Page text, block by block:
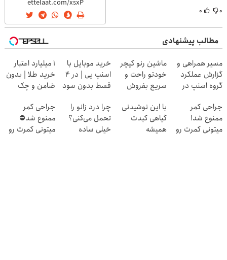
۰ ۰
مطالب پیشنهادی
مسیر همراهی و
گزارش عملکرد
گروه اسنپ در
ماشین رنو کپچر
خودتو راحت و
سریع بفروش
خرید موبایل با
اسنپ پی | در ۴
قسط بدون سود
۱ میلیارد اعتبار
خرید طلا | بدون
ضامن و چک
جراحی کمر
ممنوع شد!
میتونی کمرت رو
با این نوشیدنی
گیاهی کبدت
همیشه
چرا درد زانو را
تحمل می‌کنی؟
خیلی ساده
جراحی کمر
ممنوع شد⛔
میتونی کمرت رو